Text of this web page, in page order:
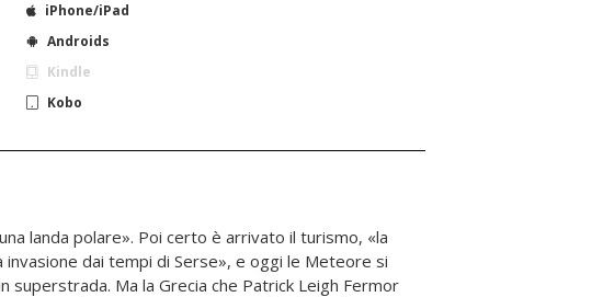
iPhone/iPad
Androids
Kindle
Kobo